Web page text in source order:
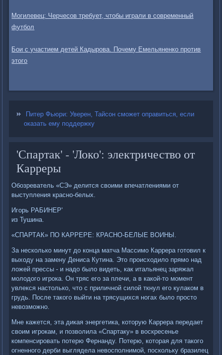
Могилевец: Черчесов требует, чтобы играли в современный
футбол
Бои с участием детей Кадырова. Почему Емельяненко против
этого
Питер Фьюри: Уверен, Тайсон сможет оправиться, если
оказать ему поддержку
'Спартак' - 'Локо': электричество от
Карреры
Обозреватель «СЭ» делится своими впечатлениями от
выступления красно-белых.
Игорь РАБИНЕР'
из Тушина.
«СПАРТАК» ПО КАРРЕРЕ: КРАСНО-БЕЛЫЕ ВОИНЫ.
За несколько минут до конца матча Массимо Каррера готовил к
выходу на замену Дениса Кутина. Это происходило прямо над
ложей прессы - и надо было видеть, как итальянец заряжал
молодого игрока. Он тряс его за плечи, а в какой-то момент
увлекся настолько, что с приличной силой ткнул его кулаком в
грудь. После такого выйти на трясущихся ногах было просто
невозможно.
Мне кажется, эта дикая энергетика, которую Каррера передает
своим игрокам, и позволила «Спартаку» в воскресенье
компенсировать потерю Фернанду. Потерю, которая для такого
огненного дерби выглядела невосполнимой, поскольку бразилец